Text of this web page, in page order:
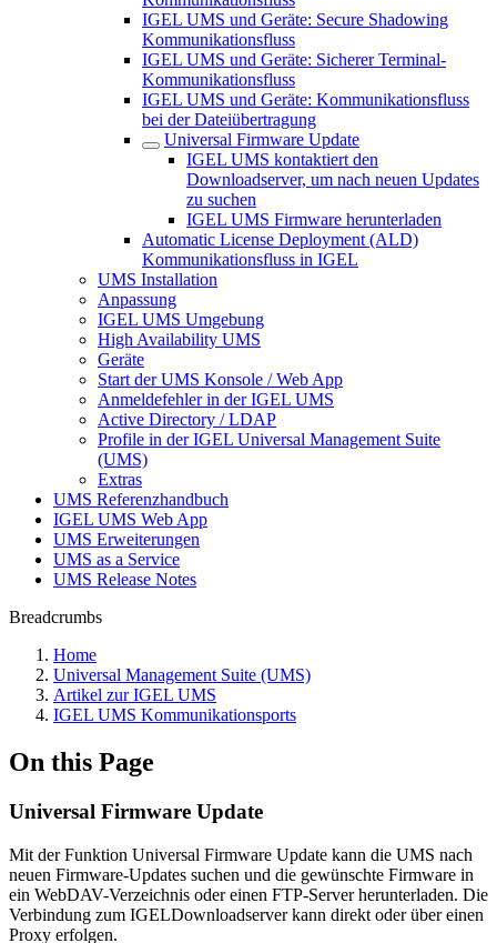
IGEL UMS und Geräte: Secure Shadowing
Kommunikationsfluss
IGEL UMS und Geräte: Sicherer Terminal-
Kommunikationsfluss
IGEL UMS und Geräte: Kommunikationsfluss
bei der Dateiübertragung
Universal Firmware Update
IGEL UMS kontaktiert den
Downloadserver, um nach neuen Updates
zu suchen
IGEL UMS Firmware herunterladen
Automatic License Deployment (ALD)
Kommunikationsfluss in IGEL
UMS Installation
Anpassung
IGEL UMS Umgebung
High Availability UMS
Geräte
Start der UMS Konsole / Web App
Anmeldefehler in der IGEL UMS
Active Directory / LDAP
Profile in der IGEL Universal Management Suite
(UMS)
Extras
UMS Referenzhandbuch
IGEL UMS Web App
UMS Erweiterungen
UMS as a Service
UMS Release Notes
Breadcrumbs
Home
Universal Management Suite (UMS)
Artikel zur IGEL UMS
IGEL UMS Kommunikationsports
On this Page
Universal Firmware Update
Mit der Funktion Universal Firmware Update kann die UMS nach
neuen Firmware-Updates suchen und die gewünschte Firmware in
ein WebDAV-Verzeichnis oder einen FTP-Server herunterladen. Die
Verbindung zum IGELDownloadserver kann direkt oder über einen
Proxy erfolgen.